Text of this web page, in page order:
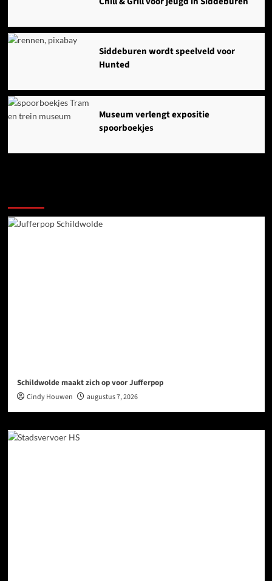
Siddeburen wordt speelveld voor
Hunted
Museum verlengt expositie
spoorboekjes
Schildwolde maakt zich op voor Jufferpop
Cindy Houwen augustus 7, 2026